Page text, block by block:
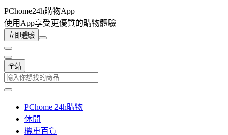
PChome24h購物App
使用App享受更優質的購物體驗
立即體驗
全站
PChome 24h購物
休閒
機車百貨